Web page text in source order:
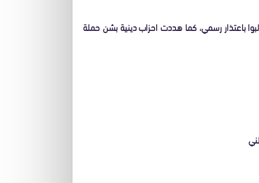
باعتذار رسمي، كما هددت احزاب دينية بشن حملة